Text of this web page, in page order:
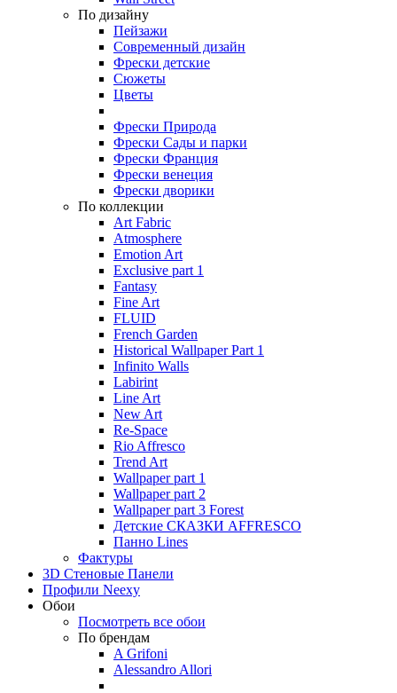
По дизайну
Пейзажи
Современный дизайн
Фрески детские
Сюжеты
Цветы
Фрески Природа
Фрески Сады и парки
Фрески Франция
Фрески венеция
Фрески дворики
По коллекции
Art Fabric
Atmosphere
Emotion Art
Exclusive part 1
Fantasy
Fine Art
FLUID
French Garden
Historical Wallpaper Part 1
Infinito Walls
Labirint
Line Art
New Art
Re-Space
Rio Affresco
Trend Art
Wallpaper part 1
Wallpaper part 2
Wallpaper part 3 Forest
Детские СКАЗКИ AFFRESCO
Панно Lines
Фактуры
3D Стеновые Панели
Профили Neexy
Обои
Посмотреть все обои
По брендам
A Grifoni
Alessandro Allori